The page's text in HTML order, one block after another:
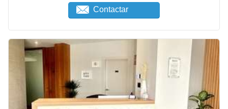
Contactar